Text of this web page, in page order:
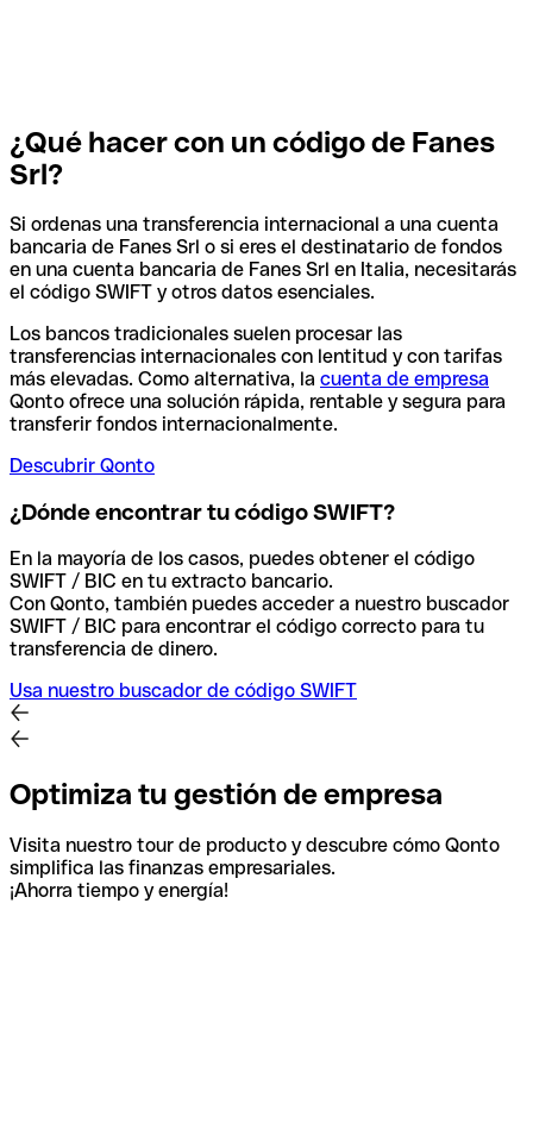
¿Qué hacer con un código de Fanes
Srl?
Si ordenas una transferencia internacional a una cuenta
bancaria de Fanes Srl o si eres el destinatario de fondos
en una cuenta bancaria de Fanes Srl en Italia, necesitarás
el código SWIFT y otros datos esenciales.
Los bancos tradicionales suelen procesar las
transferencias internacionales con lentitud y con tarifas
más elevadas. Como alternativa, la cuenta de empresa
Qonto ofrece una solución rápida, rentable y segura para
transferir fondos internacionalmente.
Descubrir Qonto
¿Dónde encontrar tu código SWIFT?
En la mayoría de los casos, puedes obtener el código
SWIFT / BIC en tu extracto bancario.
Con Qonto, también puedes acceder a nuestro buscador
SWIFT / BIC para encontrar el código correcto para tu
transferencia de dinero.
Usa nuestro buscador de código SWIFT
Optimiza tu gestión de empresa
Visita nuestro tour de producto y descubre cómo Qonto
simplifica las finanzas empresariales.
¡Ahorra tiempo y energía!